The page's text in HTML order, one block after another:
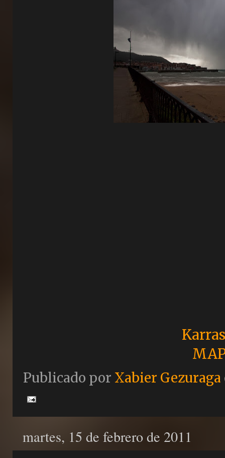
Publicado por Xabier Gezuraga
martes, 15 de febrero de 2011